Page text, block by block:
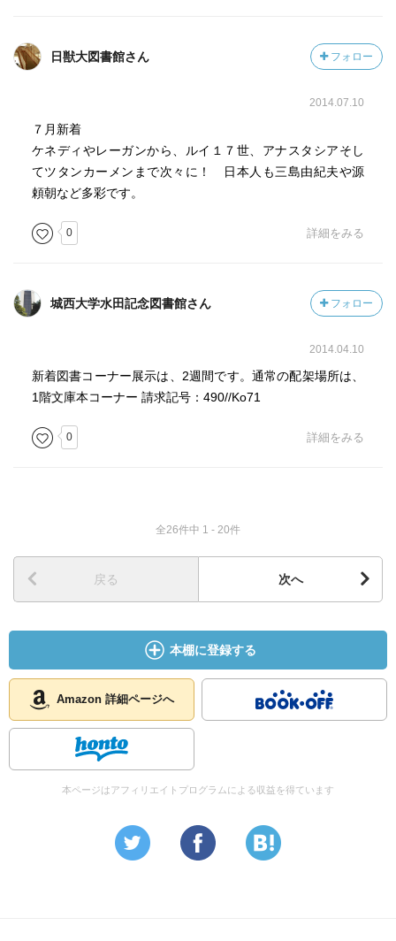
それらしく思える。『保暦間記』の平家の亡霊などの話
は、人々の持つ覇者頼朝に対するネガティブな感情ゆえの
朝の脳は亡霊を本当に見ていたのかもしれない。頼朝は脳
血管障害なり頭部外傷で意識状態が悪くなり、精神錯乱や
幻覚を来す、せん妄状態におちいった。その状態で、破滅
に追いやって心に負い目がある人たちが現れて悩まされて
いた可能性がある。→母の認知症も硬膜下出血の後遺症な
日獣大図書館さん フォロー
2014.07.10
７月新着
ケネディやレーガンから、ルイ１７世、アナスタシアそし
てツタンカーメンまで次々に！ 日本人も三島由紀夫や源
頼朝など多彩です。
0 詳細をみる
城西大学水田記念図書館さん フォロー
2014.04.10
新着図書コーナー展示は、2週間です。通常の配架場所は、
1階文庫本コーナー 請求記号：490//Ko71
0 詳細をみる
全26件中 1 - 20件
戻る 次へ
本棚に登録する
Amazon 詳細ページへ
本ページはアフィリエイトプログラムによる収益を得ています